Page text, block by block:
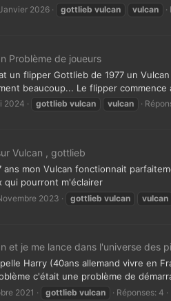
2026 gottlieb vulcan vulcan
Problème de joueurs
un flipper Gottlieb de 1977 un
beaucoup... Le flipper
2024 gottlieb vulcan vulcan
Vulcan , gottlieb
ans mon Vulcan fonctionnait
qui pourront m'éclairer
2023 gottlieb vulcan vulcan
et je me lance dans l'universe des
Harry (40ans allemand vivre en
c'était une problème de
2021 gottlieb vulcan Réponses: 4